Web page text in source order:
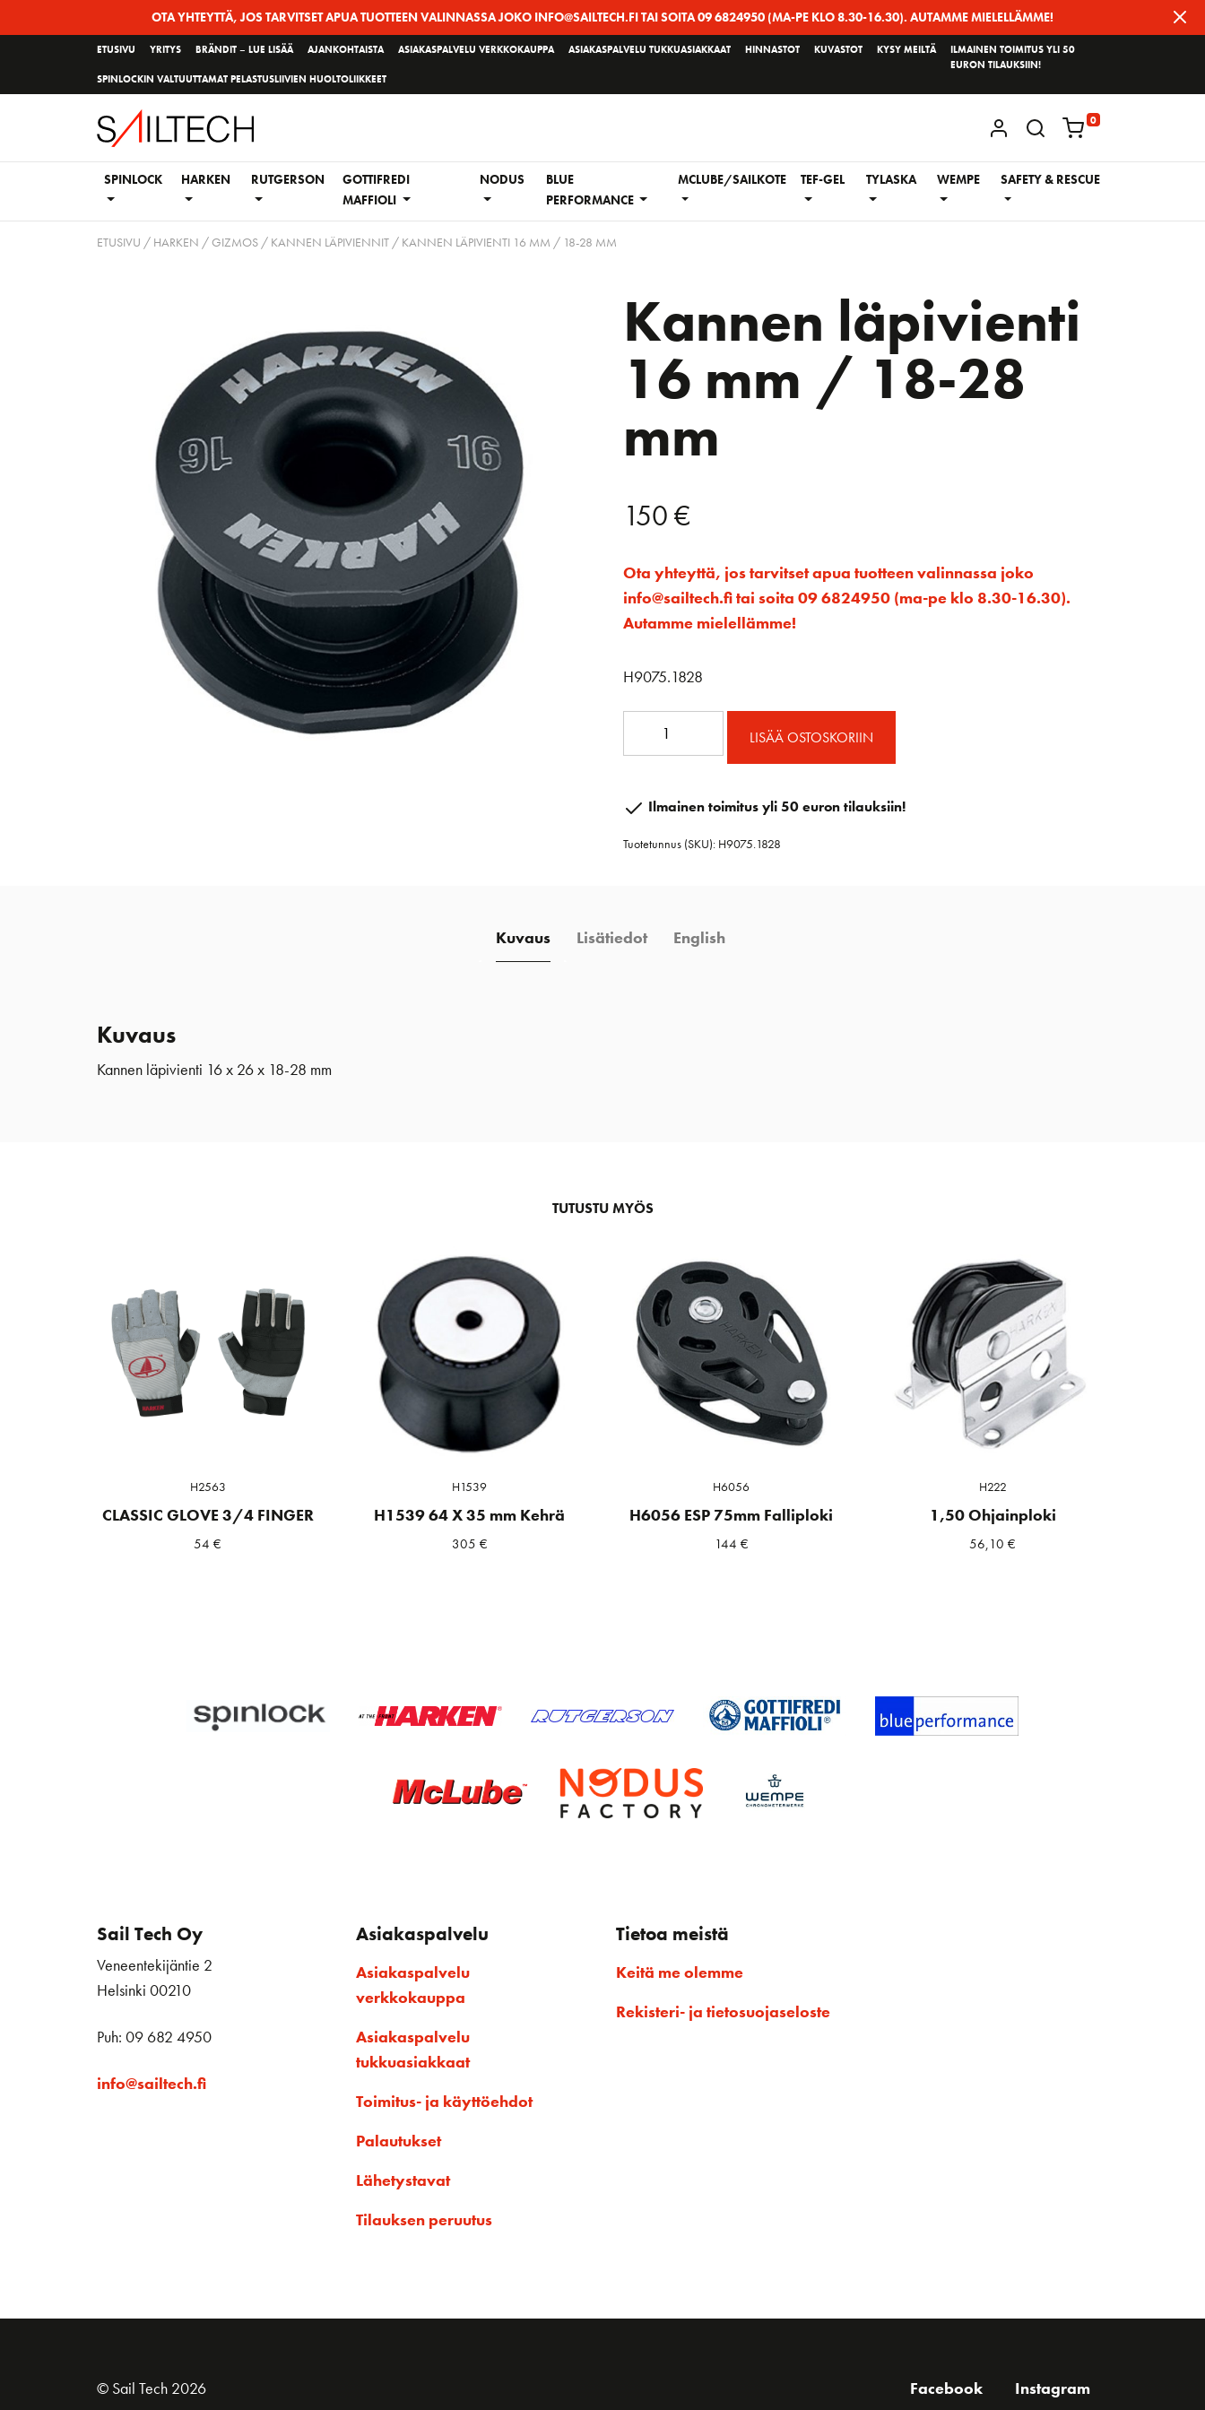
OTA YHTEYTTÄ, JOS TARVITSET APUA TUOTTEEN VALINNASSA JOKO INFO@SAILTECH.FI TAI SOITA 09 6824950 (MA-PE KLO 8.30-16.30). AUTAMME MIELELLÄMME!
ETUSIVU YRITYS BRÄNDIT – LUE LISÄÄ AJANKOHTAISTA ASIAKASPALVELU VERKKOKAUPPA ASIAKASPALVELU TUKKUASIAKKAAT HINNASTOT KUVASTOT KYSY MEILTÄ
SPINLOCKIN VALTUUTTAMAT PELASTUSLIIVIEN HUOLTOLIIKKEET
ILMAINEN TOIMITUS YLI 50
EURON TILAUKSIIN!
KIRJAUDU / REKISTERÖIDY
0
SPINLOCK HARKEN RUTGERSON
GOTTIFREDI
MAFFIOLI
NODUS
BLUE
PERFORMANCE
MCLUBE/SAILKOTE TEF-GEL TYLASKA WEMPE SAFETY & RESCUE
ETUSIVU / HARKEN /GIZMOS/ KANNEN LÄPIVIENNIT/ KANNEN LÄPIVIENTI 16 MM / 18-28 MM
Kannen läpivienti
16 mm / 18-28
mm
150€
Ota yhteyttä, jos tarvitset apua tuotteen valinnassa joko
info@sailtech.fi tai soita 09 6824950 (ma-pe klo 8.30-16.30).
Autamme mielellämme!
H9075.1828
mm
18-
LISÄÄ OSTOSKORIIN
Ilmainen toimitus yli 50 euron tilauksiin!
Tuotetunnus (SKU): H9075.1828
Kuvaus Lisätiedot English
Kuvaus
Kannen läpivienti 16 x 26 x 18-28 mm
TUTUSTU MYÖS
H2563
CLASSIC GLOVE 3/4 FINGER
54€
H1539
H1539 64 X 35 mm Kehrä
305 €
H6056
H6056 ESP 75mm Falliploki
144 €
H222
1,50 Ohjainploki
56,10€
Sail Tech Oy
Veneentekijäntie 2
Helsinki 00210
Puh: 09 682 4950
info@sailtech.fi
Asiakaspalvelu
Asiakaspalvelu
verkkokauppa
Asiakaspalvelu
tukkuasiakkaat
Toimitus- ja käyttöehdot
Palautukset
Lähetystavat
Tilauksen peruutus
Tietoa meistä
Keitä me olemme
Rekisteri- ja tietosuojaseloste
© Sail Tech 2026 Facebook Instagram